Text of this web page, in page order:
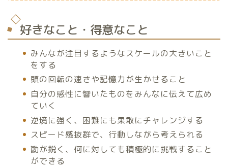
好きなこと・得意なこと
みんなが注目するようなスケールの大きいこと
をする
頭の回転の速さや記憶力が生かせること
自分の感性に響いたものをみんなに伝えて広め
ていく
逆境に強く、困難にも果敢にチャレンジする
スピード感抜群で、行動しながら考えられる
勘が鋭く、何に対しても積極的に挑戦すること
ができる